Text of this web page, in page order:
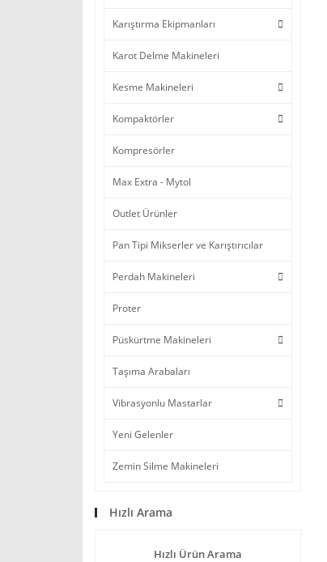
Karıştırma Ekipmanları
Karot Delme Makineleri
Kesme Makineleri
Kompaktörler
Kompresörler
Max Extra - Mytol
Outlet Ürünler
Pan Tipi Mikserler ve Karıştırıcılar
Perdah Makineleri
Proter
Püskürtme Makineleri
Taşıma Arabaları
Vibrasyonlu Mastarlar
Yeni Gelenler
Zemin Silme Makineleri
Hızlı Arama
Hızlı Ürün Arama